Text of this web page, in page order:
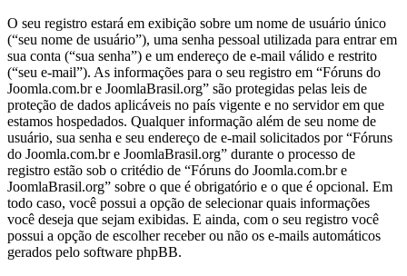
O seu registro estará em exibição sobre um nome de usuário único
(“seu nome de usuário”), uma senha pessoal utilizada para entrar em
sua conta (“sua senha”) e um endereço de e-mail válido e restrito
(“seu e-mail”). As informações para o seu registro em “Fóruns do
Joomla.com.br e JoomlaBrasil.org” são protegidas pelas leis de
proteção de dados aplicáveis no país vigente e no servidor em que
estamos hospedados. Qualquer informação além de seu nome de
usuário, sua senha e seu endereço de e-mail solicitados por “Fóruns
do Joomla.com.br e JoomlaBrasil.org” durante o processo de
registro estão sob o critédio de “Fóruns do Joomla.com.br e
JoomlaBrasil.org” sobre o que é obrigatório e o que é opcional. Em
todo caso, você possui a opção de selecionar quais informações
você deseja que sejam exibidas. E ainda, com o seu registro você
possui a opção de escolher receber ou não os e-mails automáticos
gerados pelo software phpBB.